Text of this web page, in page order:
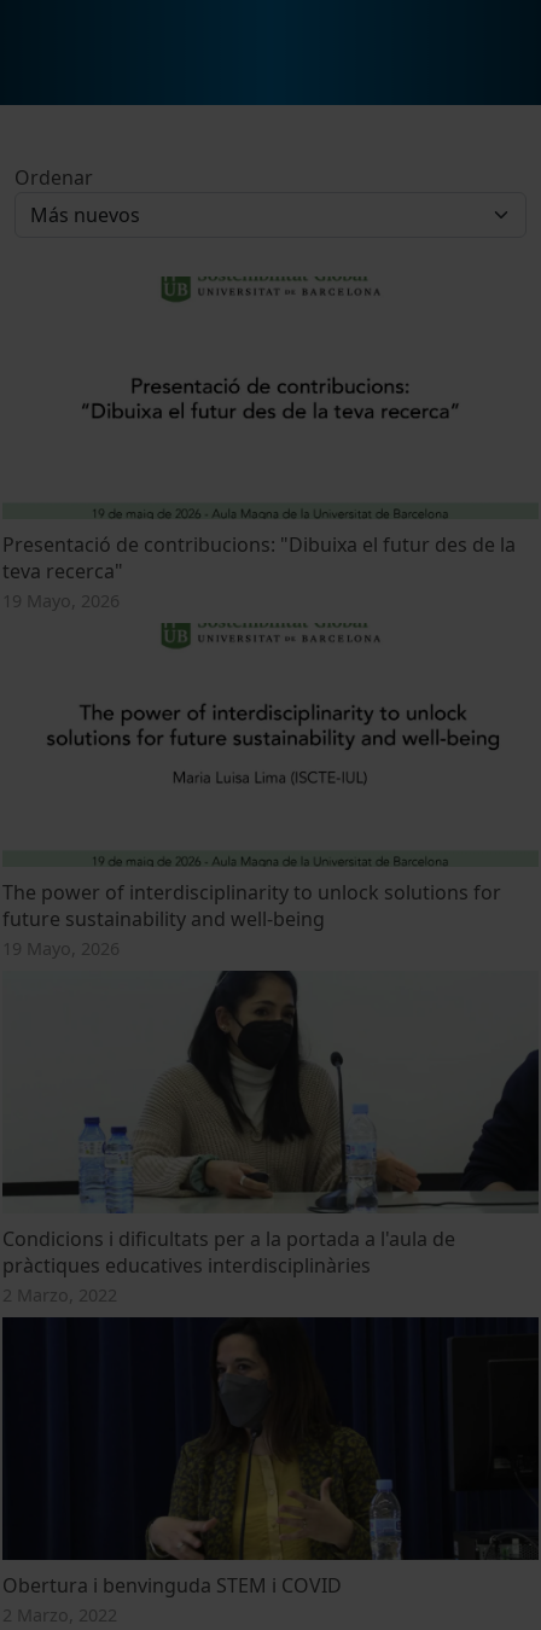
Ordenar
Presentació de contribucions: "Dibuixa el futur des de la
teva recerca"
19 Mayo, 2026
The power of interdisciplinarity to unlock solutions for
future sustainability and well-being
19 Mayo, 2026
Condicions i dificultats per a la portada a l'aula de
pràctiques educatives interdisciplinàries
2 Marzo, 2022
Obertura i benvinguda STEM i COVID
2 Marzo, 2022